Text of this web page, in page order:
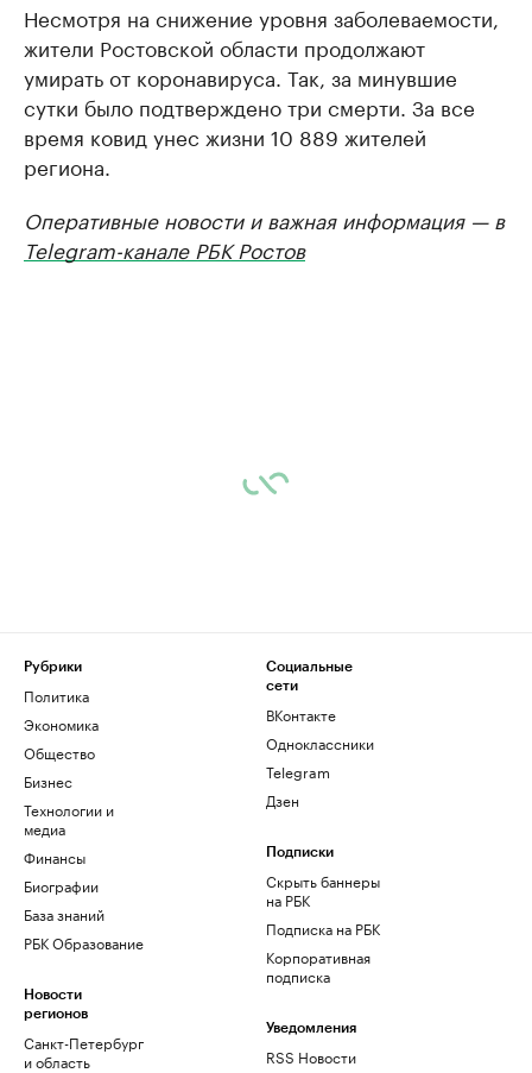
Несмотря на снижение уровня заболеваемости,
жители Ростовской области продолжают
умирать от коронавируса. Так, за минувшие
сутки было подтверждено три смерти. За все
время ковид унес жизни 10 889 жителей
региона.
Оперативные новости и важная информация — в
Telegram-канале РБК Ростов
Рубрики
Политика
Экономика
Общество
Бизнес
Технологии и
медиа
Финансы
Биографии
База знаний
РБК Образование
Новости
регионов
Санкт-Петербург
и область
Социальные
сети
ВКонтакте
Одноклассники
Telegram
Дзен
Подписки
Скрыть баннеры
на РБК
Подписка на РБК
Корпоративная
подписка
Уведомления
RSS Новости